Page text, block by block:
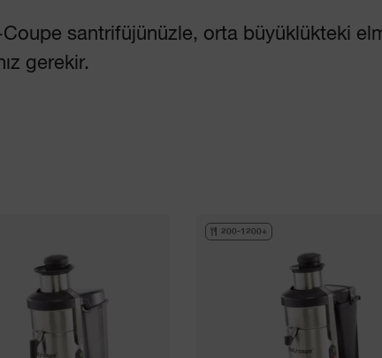
santrifüjünüzle, orta büyüklükteki
gerekir.
200-1200+